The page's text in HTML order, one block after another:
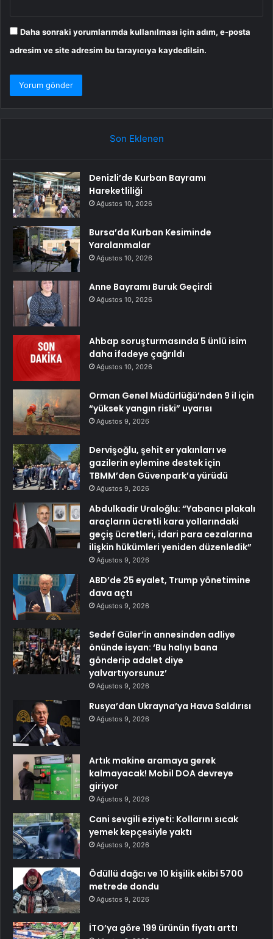
Daha sonraki yorumlarımda kullanılması için adım, e-posta
adresim ve site adresim bu tarayıcıya kaydedilsin.
Son Eklenen
Denizli’de Kurban Bayramı
Hareketliliği
Ağustos 10, 2026
Bursa’da Kurban Kesiminde
Yaralanmalar
Ağustos 10, 2026
Anne Bayramı Buruk Geçirdi
Ağustos 10, 2026
Ahbap soruşturmasında 5 ünlü isim
daha ifadeye çağrıldı
Ağustos 10, 2026
Orman Genel Müdürlüğü’nden 9 il için
“yüksek yangın riski” uyarısı
Ağustos 9, 2026
Dervişoğlu, şehit er yakınları ve
gazilerin eylemine destek için
TBMM’den Güvenpark’a yürüdü
Ağustos 9, 2026
Abdulkadir Uraloğlu: “Yabancı plakalı
araçların ücretli kara yollarındaki
geçiş ücretleri, idari para cezalarına
ilişkin hükümleri yeniden düzenledik”
Ağustos 9, 2026
ABD’de 25 eyalet, Trump yönetimine
dava açtı
Ağustos 9, 2026
Sedef Güler’in annesinden adliye
önünde isyan: ‘Bu halıyı bana
gönderip adalet diye
yalvartıyorsunuz’
Ağustos 9, 2026
Rusya’dan Ukrayna’ya Hava Saldırısı
Ağustos 9, 2026
Artık makine aramaya gerek
kalmayacak! Mobil DOA devreye
giriyor
Ağustos 9, 2026
Cani sevgili eziyeti: Kollarını sıcak
yemek kepçesiyle yaktı
Ağustos 9, 2026
Ödüllü dağcı ve 10 kişilik ekibi 5700
metrede dondu
Ağustos 9, 2026
İTO’ya göre 199 ürünün fiyatı arttı